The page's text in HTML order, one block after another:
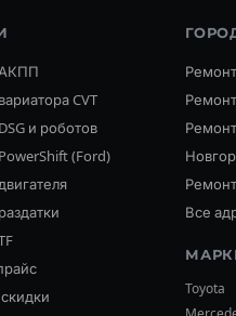
CVT
и роботов
(Ford)
Все
Toyota